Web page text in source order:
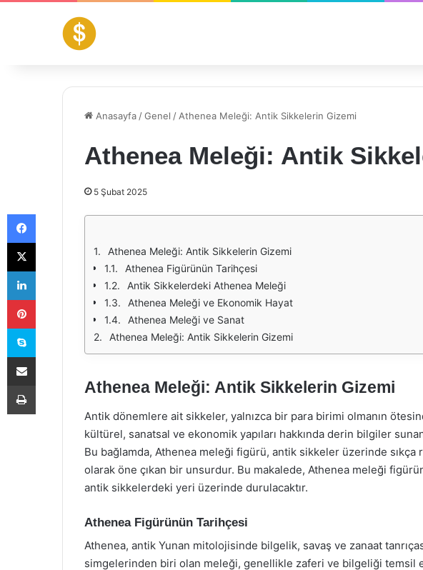
Anasayfa /Genel / Athenea Meleği: Antik Sikkelerin Gizemi
Athenea Meleği: Antik
5 Şubat 2025
Athenea Meleği: Antik Sikkelerin Gizemi
Athenea Figürünün Tarihçesi
Antik Sikkelerdeki Athenea Meleği
Athenea Meleği ve Ekonomik Hayat
Athenea Meleği ve Sanat
Athenea Meleği: Antik Sikkelerin Gizemi
Athenea Meleği: Antik Sikkelerin Gizemi
Antik dönemlere ait sikkeler, yalnızca bir para birimi olmanın
kültürel, sanatsal ve ekonomik yapıları hakkında derin bilgiler
Bu bağlamda, Athenea meleği figürü, antik sikkeler üzerinde
olarak öne çıkan bir unsurdur. Bu makalede, Athenea meleği
antik sikkelerdeki yeri üzerinde durulacaktır.
Athenea Figürünün Tarihçesi
Athenea, antik Yunan mitolojisinde bilgelik, savaş ve zanaat
simgelerinden biri olan meleği, genellikle zaferi ve bilgeliği temsil
Facebook
X
LinkedIn
Pinterest
Skype
E-Posta ile paylaş